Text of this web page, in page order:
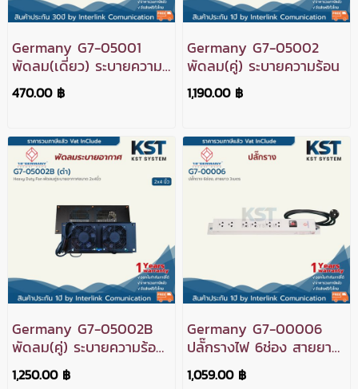
Germany G7-05001
พัดลม(เดี่ยว) ระบายความ
ร้อน
470.00 ฿
Germany G7-05002
พัดลม(คู่) ระบายความร้อน
1,190.00 ฿
Germany G7-05002B
พัดลม(คู่) ระบายความร้อน
(ดำ)
1,250.00 ฿
Germany G7-00006
ปลั๊กรางไฟ 6ช่อง สายยาว
3เมตร
1,059.00 ฿